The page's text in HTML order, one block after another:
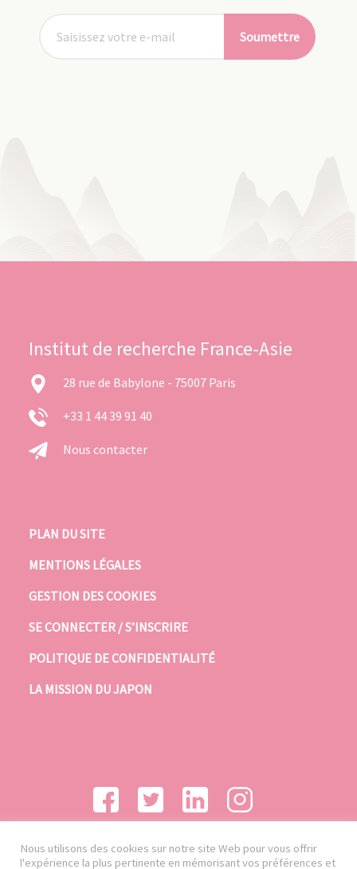
Soumettre
Institut de recherche France-Asie
28 rue de Babylone - 75007 Paris
+33 1 44 39 91 40
Nous contacter
PLAN DU SITE
MENTIONS LÉGALES
GESTION DES COOKIES
SE CONNECTER / S’INSCRIRE
POLITIQUE DE CONFIDENTIALITÉ
LA MISSION DU JAPON
Nous utilisons des cookies sur notre site Web pour vous offrir
l'expérience la plus pertinente en mémorisant vos préférences et